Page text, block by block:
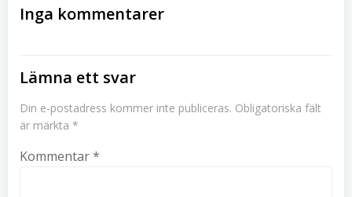
Inga kommentarer
Lämna ett svar
Din e-postadress kommer inte publiceras. Obligatoriska fält
är märkta *
Kommentar*